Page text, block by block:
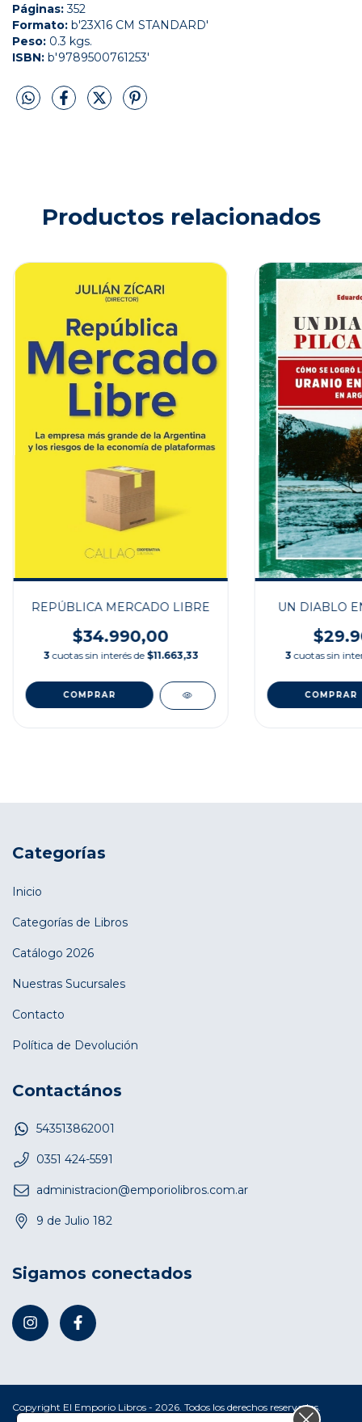
Páginas:352
Formato: b'23X16 CM STANDARD'
Peso: 0.3 kgs.
ISBN: b'9789500761253'
Productos relacionados
REPÚBLICA MERCADO LIBRE
$34.990,00
3 cuotas sin interés de $11.663,33
UN DIABLO
3 cuotas sin
Categorías
Inicio
Categorías de Libros
Catálogo 2026
Nuestras Sucursales
Contacto
Política de Devolución
Contactános
543513862001
0351 424-5591
administracion@emporiolibros.com.ar
9 de Julio 182
Sigamos conectados
Copyright El Emporio Libros - 2026. Todos los derechos reservados.